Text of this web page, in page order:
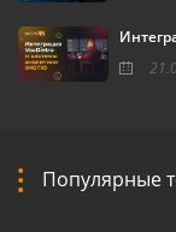
Популярные